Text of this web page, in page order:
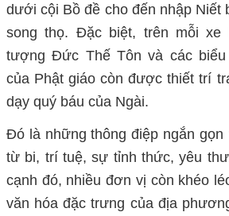
dưới cội Bồ đề cho đến nhập Niết
song thọ. Đặc biệt, trên mỗi xe
tượng Đức Thế Tôn và các
của Phật giáo còn được thiết trí
dạy quý báu của Ngài.
Đó là những thông điệp ngắn gọn
từ bi, trí tuệ, sự tỉnh thức, yêu
cạnh đó, nhiều đơn vị còn khéo
văn hóa đặc trưng của địa